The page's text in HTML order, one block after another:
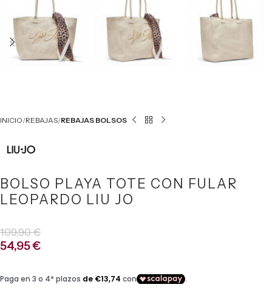
INICIO REBAJAS REBAJAS BOLSOS
BOLSO PLAYA TOTE CON FULAR
LEOPARDO LIU JO
109,90€
54,95€